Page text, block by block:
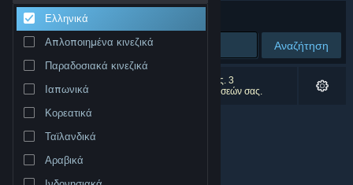
Υποστήριξη
Αλλαγή γλώσσας
Προβολή ιστοσελίδας για υπολογιστές
Ελληνικά
Απλοποιημένα κινεζικά
Παραδοσιακά κινεζικά
Ιαπωνικά
Κορεατικά
Ταϊλανδικά
Αραβικά
Ταξινόμηση ανά
Αναζήτηση
0 αποτελέσματα ταιριάζουν με την αναζήτησή σας. 3
αποτελέσματα αποκλείστηκαν βάσει των προτιμήσεών σας.